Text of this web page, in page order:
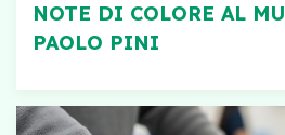
NOTE DI COLORE AL
PAOLO PINI